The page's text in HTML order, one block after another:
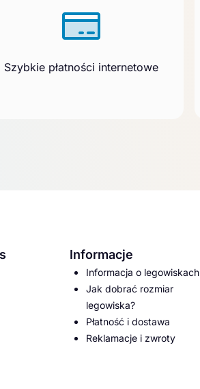
Szybkie płatności internetowe
Informacje
Informacja o legowiskach
Jak dobrać rozmiar
legowiska?
Płatność i dostawa
Reklamacje i zwroty